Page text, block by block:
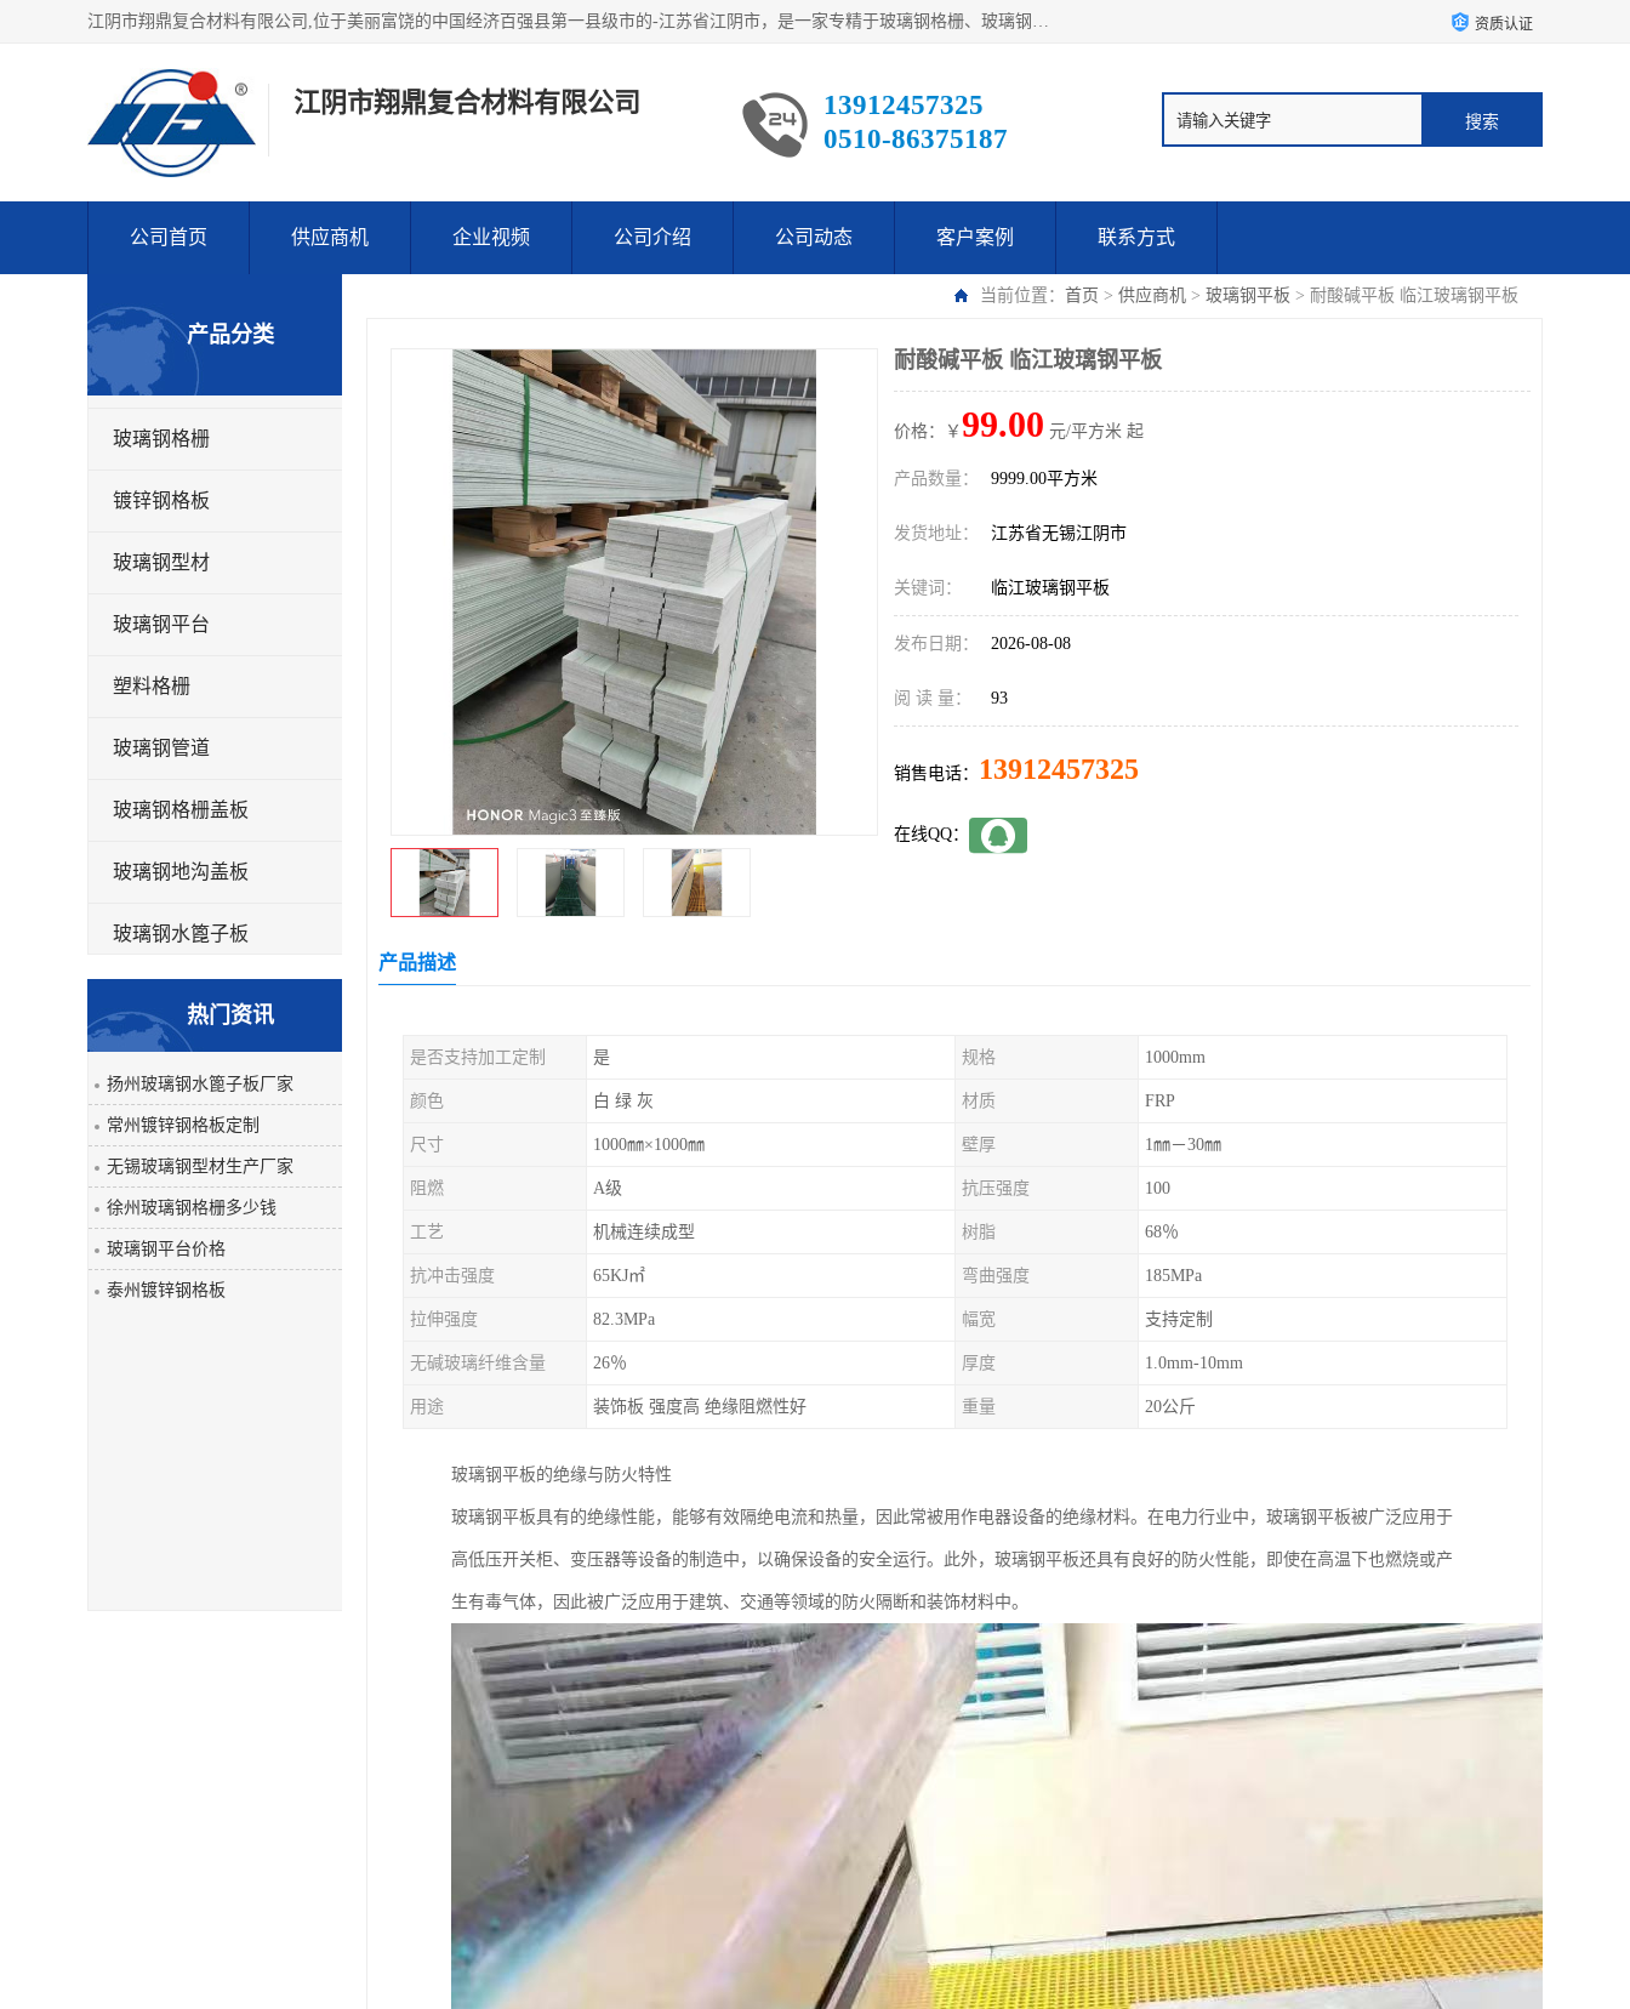
江阴市翔鼎复合材料有限公司,位于美丽富饶的中国经济百强县第一县级市的-江苏省江阴市，是一家专精于玻璃钢格栅、玻璃钢新材料,镀锌钢格板，机械设备生产制造及研发的科技型企业；公司产品已销往了世界多个国家和地区，公司人决心加倍努力愿与广大社会同仁精诚合作共创辉煌！ 资质认证
江阴市翔鼎复合材料有限公司
13912457325
0510-86375187
公司首页 供应商机 企业视频 公司介绍 公司动态 客户案例 联系方式
当前位置： 首页 > 供应商机 > 玻璃钢平板 > 耐酸碱平板 临江玻璃钢平板
产品分类
玻璃钢格栅
镀锌钢格板
玻璃钢型材
玻璃钢平台
塑料格栅
玻璃钢管道
玻璃钢格栅盖板
玻璃钢地沟盖板
玻璃钢水篦子板
玻璃钢平板
玻璃钢盖板
热门资讯
扬州玻璃钢水篦子板厂家
常州镀锌钢格板定制
无锡玻璃钢型材生产厂家
徐州玻璃钢格栅多少钱
玻璃钢平台价格
泰州镀锌钢格板
耐酸碱平板 临江玻璃钢平板
价格：￥ 99.00 元/平方米 起
产品数量： 9999.00平方米
发货地址： 江苏省无锡江阴市
关键词： 临江玻璃钢平板
发布日期： 2026-08-08
阅 读 量： 93
销售电话： 13912457325
在线QQ：
产品描述
是否支持加工定制 是 规格 1000mm
颜色 白 绿 灰 材质 FRP
尺寸 1000㎜×1000㎜ 壁厚 1㎜－30㎜
阻燃 A级 抗压强度 100
工艺 机械连续成型 树脂 68％
抗冲击强度 65KJ㎡ 弯曲强度 185MPa
拉伸强度 82.3MPa 幅宽 支持定制
无碱玻璃纤维含量 26％ 厚度 1.0mm-10mm
用途 装饰板 强度高 绝缘阻燃性好 重量 20公斤
玻璃钢平板的绝缘与防火特性
玻璃钢平板具有的绝缘性能，能够有效隔绝电流和热量，因此常被用作电器设备的绝缘材料。在电力行业中，玻璃钢平板被广泛应用于
高低压开关柜、变压器等设备的制造中，以确保设备的安全运行。此外，玻璃钢平板还具有良好的防火性能，即使在高温下也燃烧或产
生有毒气体，因此被广泛应用于建筑、交通等领域的防火隔断和装饰材料中。